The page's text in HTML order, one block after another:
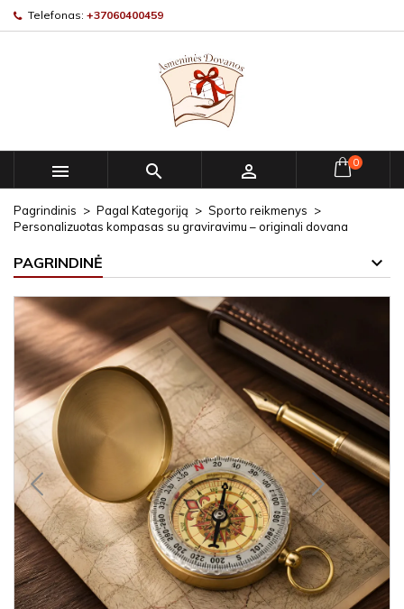
Telefonas: +37060400459
   0
Pagrindinis Pagal Kategoriją
Sporto reikmenys
Personalizuotas kompasas su graviravimu – originali dovana
PAGRINDINĖ